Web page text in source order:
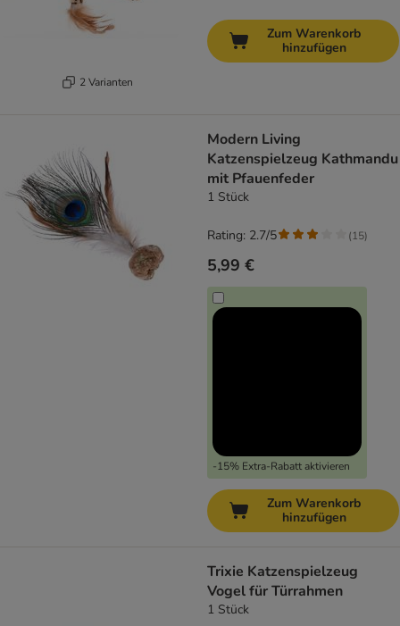
2 Varianten
Zum Warenkorb
hinzufügen
Modern Living
Katzenspielzeug Kathmandu
mit Pfauenfeder
1 Stück
5,99 €
-15% Extra-Rabatt aktivieren
Rating: 2.7/5 (15)
Zum Warenkorb
hinzufügen
Trixie Katzenspielzeug
Vogel für Türrahmen
1 Stück